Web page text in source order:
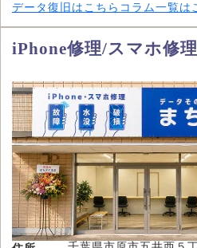
データ復旧はこちら コラム一覧は
iPhone修理/スマホ修